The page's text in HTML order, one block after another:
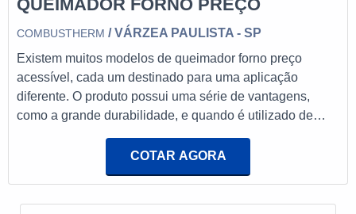
QUEIMADOR FORNO PREÇO
COMBUSTHERM / VÁRZEA PAULISTA - SP
Existem muitos modelos de queimador forno preço
acessível, cada um destinado para uma aplicação
diferente. O produto possui uma série de vantagens,
como a grande durabilidade, e quando é utilizado de
manutenção frequentes. Para que o material possua uma
boa qualidade, ele também precisa ser adquirido em
COTAR AGORA